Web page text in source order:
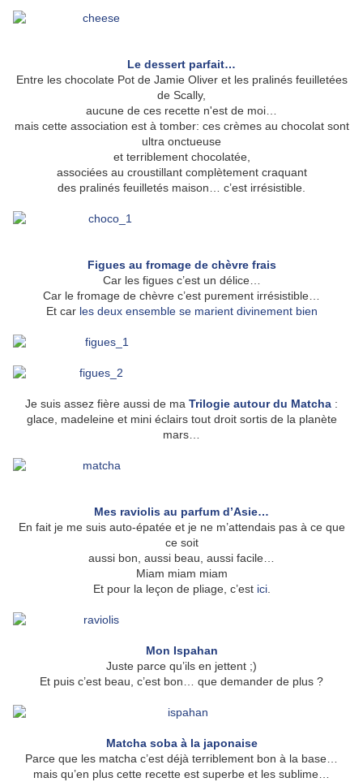
Le dessert parfait…
Entre les chocolate Pot de Jamie Oliver et les pralinés feuilletées
de Scally,
aucune de ces recette n'est de moi…
mais cette association est à tomber: ces crèmes au chocolat sont
ultra onctueuse
et terriblement chocolatée,
associées au croustillant complètement craquant
des pralinés feuilletés maison… c’est irrésistible.
Figues au fromage de chèvre frais
Car les figues c’est un délice…
Car le fromage de chèvre c’est purement irrésistible…
Et car les deux ensemble se marient divinement bien
Je suis assez fière aussi de ma Trilogie autour du Matcha :
glace, madeleine et mini éclairs tout droit sortis de la planète
mars…
Mes raviolis au parfum d’Asie…
En fait je me suis auto-épatée et je ne m’attendais pas à ce que
ce soit
aussi bon, aussi beau, aussi facile…
Miam miam miam
Et pour la leçon de pliage, c’est ici.
Mon Ispahan
Juste parce qu’ils en jettent ;)
Et puis c’est beau, c’est bon… que demander de plus ?
Matcha soba à la japonaise
Parce que les matcha c’est déjà terriblement bon à la base…
mais qu’en plus cette recette est superbe et les sublime…